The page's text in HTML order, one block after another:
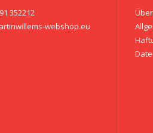
352212
webshop.eu